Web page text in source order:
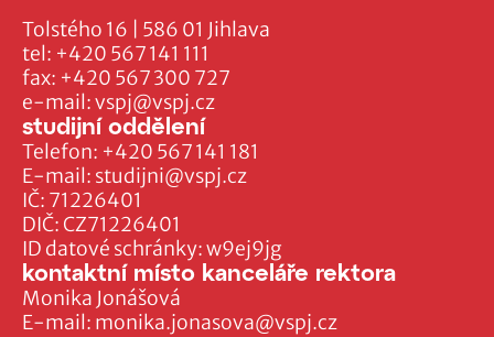
Tolstého 16 | 586 01 Jihlava
tel: +420 567 141 111
fax: +420 567 300 727
e-mail:vspj@vspj.cz
IČ: 71226401
DIČ: CZ71226401
ID datové schránky: w9ej9jg
studijní oddělení
Telefon: +420 567 141 181
E-mail: studijni@vspj.cz
kontaktní místo kanceláře rektora
Monika Jonášová
E-mail: monika.jonasova@vspj.cz